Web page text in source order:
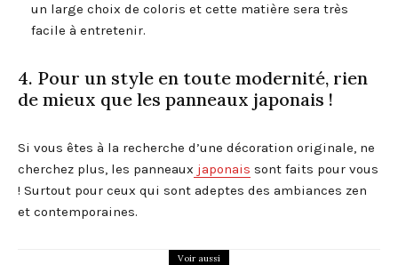
un large choix de coloris et cette matière sera très
facile à entretenir.
4. Pour un style en toute modernité, rien
de mieux que les panneaux japonais !
Si vous êtes à la recherche d’une décoration originale, ne
cherchez plus, les panneaux japonais sont faits pour vous
! Surtout pour ceux qui sont adeptes des ambiances zen
et contemporaines.
Voir aussi